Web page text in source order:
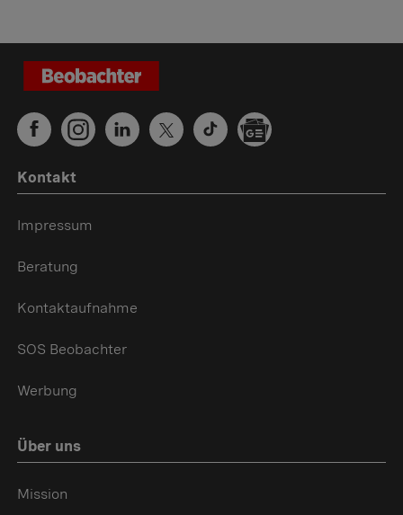
Kontakt
Impressum
Beratung
Kontaktaufnahme
SOS Beobachter
Werbung
Über uns
Mission